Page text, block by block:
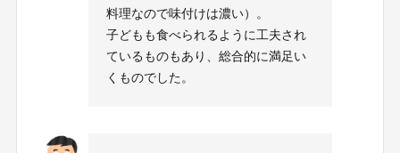
料理なので味付けは濃い）。
子どもも食べられるように工夫され
ているものもあり、総合的に満足い
くものでした。